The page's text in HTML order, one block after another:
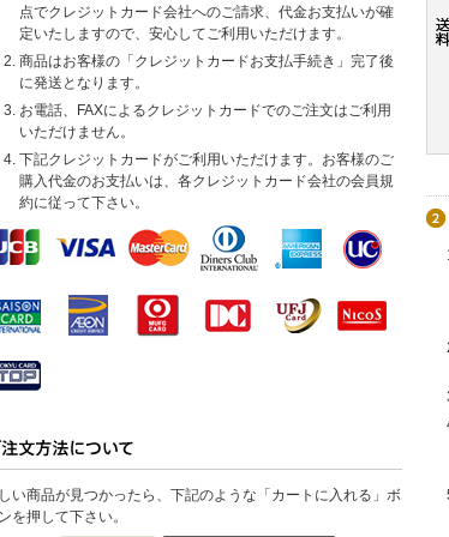
点でクレジットカード会社へのご請求、代金お支払いが確
定いたしますので、安心してご利用いただけます。
商品はお客様の「クレジットカードお支払手続き」完了後
に発送となります。
お電話、FAXによるクレジットカードでのご注文はご利用
いただけません。
下記クレジットカードがご利用いただけます。お客様のご
購入代金のお支払いは、各クレジットカード会社の会員規
約に従って下さい。
い商品が見つかったら、下記のような「カートに入れる」ボ
を押して下さい。